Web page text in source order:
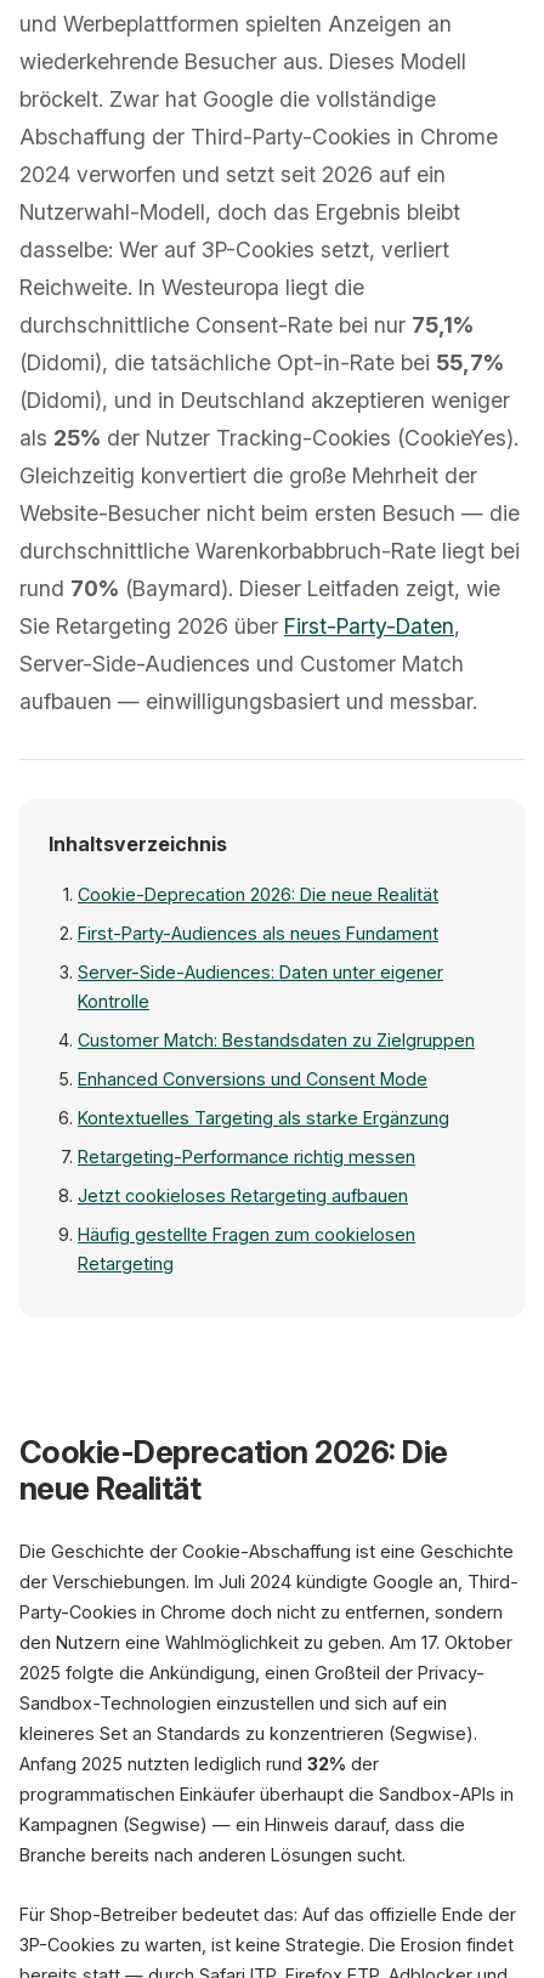
und Werbeplattformen spielten Anzeigen an
wiederkehrende Besucher aus. Dieses Modell
bröckelt. Zwar hat Google die vollständige
Abschaffung der Third-Party-Cookies in Chrome
2024 verworfen und setzt seit 2026 auf ein
Nutzerwahl-Modell, doch das Ergebnis bleibt
dasselbe: Wer auf 3P-Cookies setzt, verliert
Reichweite. In Westeuropa liegt die
durchschnittliche Consent-Rate bei nur 75,1%
(Didomi), die tatsächliche Opt-in-Rate bei 55,7%
(Didomi), und in Deutschland akzeptieren weniger
als 25% der Nutzer Tracking-Cookies (CookieYes).
Gleichzeitig konvertiert die große Mehrheit der
Website-Besucher nicht beim ersten Besuch — die
durchschnittliche Warenkorbabbruch-Rate liegt bei
rund 70% (Baymard). Dieser Leitfaden zeigt, wie
Sie Retargeting 2026 über First-Party-Daten,
Server-Side-Audiences und Customer Match
aufbauen — einwilligungsbasiert und messbar.
Inhaltsverzeichnis
Cookie-Deprecation 2026: Die neue Realität
First-Party-Audiences als neues Fundament
Server-Side-Audiences: Daten unter eigener
Kontrolle
Customer Match: Bestandsdaten zu Zielgruppen
Enhanced Conversions und Consent Mode
Kontextuelles Targeting als starke Ergänzung
Retargeting-Performance richtig messen
Jetzt cookieloses Retargeting aufbauen
Häufig gestellte Fragen zum cookielosen
Retargeting
Veralteter 3P-
Tracker
Adblocker + ITP
bis zu 20%
Cookie-Deprecation 2026: Die
neue Realität
Die Geschichte der Cookie-Abschaffung ist eine Geschichte
der Verschiebungen. Im Juli 2024 kündigte Google an, Third-
Party-Cookies in Chrome doch nicht zu entfernen, sondern
den Nutzern eine Wahlmöglichkeit zu geben. Am 17. Oktober
2025 folgte die Ankündigung, einen Großteil der Privacy-
Sandbox-Technologien einzustellen und sich auf ein
kleineres Set an Standards zu konzentrieren (Segwise).
Anfang 2025 nutzten lediglich rund 32% der
programmatischen Einkäufer überhaupt die Sandbox-APIs in
Kampagnen (Segwise) — ein Hinweis darauf, dass die
Branche bereits nach anderen Lösungen sucht.
Für Shop-Betreiber bedeutet das: Auf das offizielle Ende der
3P-Cookies zu warten, ist keine Strategie. Die Erosion findet